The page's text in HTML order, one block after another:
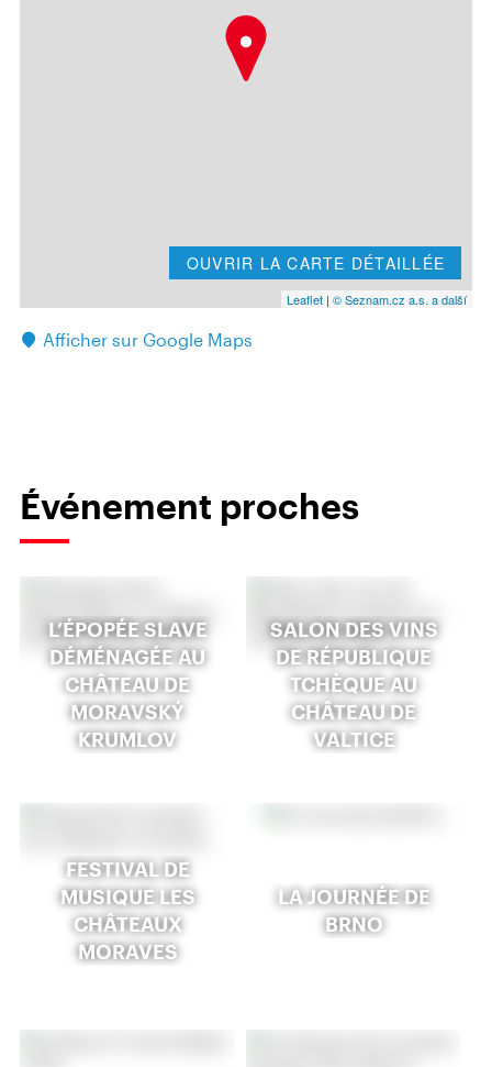
OUVRIR LA CARTE DÉTAILLÉE
Leaflet | © Seznam.cz a.s. a další
Afficher sur Google Maps
Événement proches
L’ÉPOPÉE SLAVE
DÉMÉNAGÉE AU
CHÂTEAU DE
MORAVSKÝ
KRUMLOV
SALON DES VINS
DE RÉPUBLIQUE
TCHÈQUE AU
CHÂTEAU DE
VALTICE
FESTIVAL DE
MUSIQUE LES
CHÂTEAUX
MORAVES
LA JOURNÉE DE
BRNO